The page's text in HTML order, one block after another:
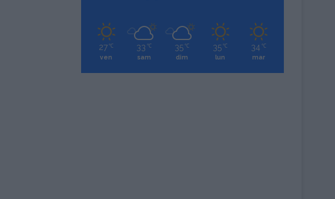
27 ℃
ven
33 ℃
sam
35 ℃
dim
35 ℃
lun
34 ℃
mar